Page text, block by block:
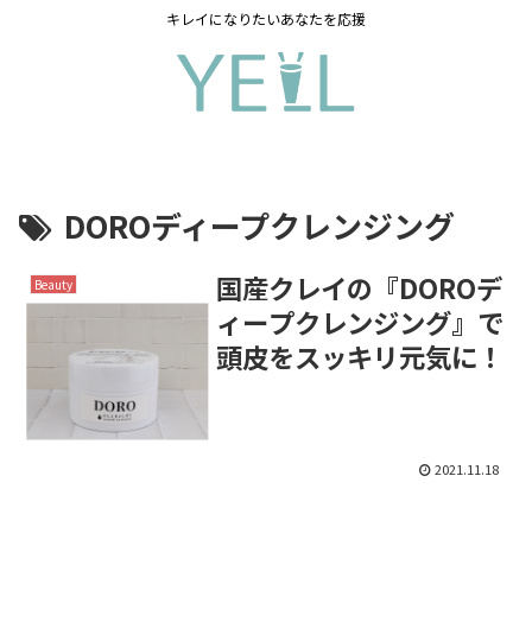
キレイになりたいあなたを応援
DOROディープクレンジング
Beauty
国産クレイの『DOROデ
ィープクレンジング』で
頭皮をスッキリ元気に！
2021.11.18